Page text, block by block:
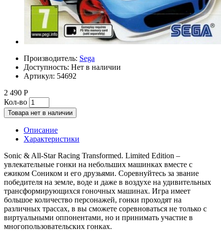
Производитель: Sega
Доступность: Нет в наличии
Артикул: 54692
2 490 Р
Кол-во
Товара нет в наличии
Описание
Характеристики
Sonic & All-Star Racing Transformed. Limited Edition –
увлекательные гонки на небольших машинках вместе с
ежиком Соником и его друзьями. Соревнуйтесь за звание
победителя на земле, воде и даже в воздухе на удивительных
трансформирующихся гоночных машинах. Игра имеет
большое количество персонажей, гонки проходят на
различных трассах, в вы сможете соревноваться не только с
виртуальными оппонентами, но и принимать участие в
многопользовательских гонках.